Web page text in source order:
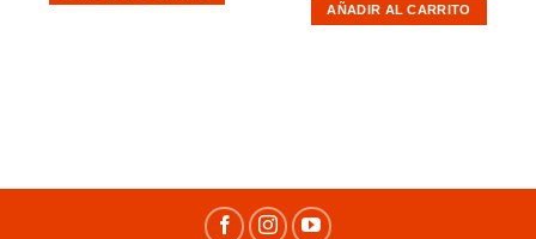
AÑADIR AL CARRITO